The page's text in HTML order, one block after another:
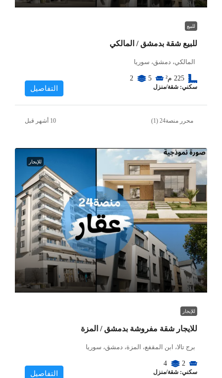
للبيع
للبيع شقة بدمشق / المالكي
المالكي، دمشق، سوريا
225 م² 5
2
سكني: شقة/منزل التفاصيل
محرر منصة24 (1)
للإيجار
للإيجار
للايجار شقة مفروشة بدمشق / المزة
برج تالا، ابن المقفع، المزة، دمشق، سوريا
2
4
سكني: شقة/منزل التفاصيل